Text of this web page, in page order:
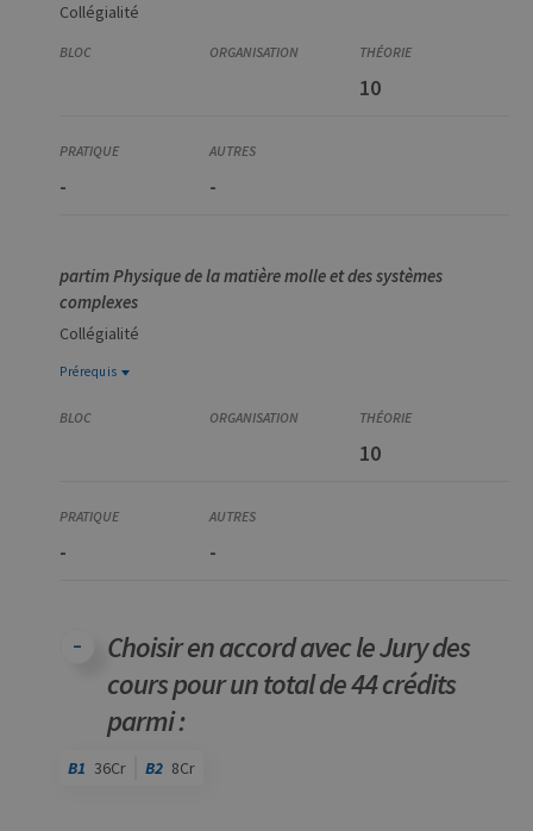
Collégialité
10
- -
partim Physique de la matière molle et des systèmes
complexes
Collégialité
Prérequis
Prérequis
10
- -
Choisir en accord avec le Jury des
cours pour un total de 44 crédits
parmi :
B1 36Cr B2 8Cr